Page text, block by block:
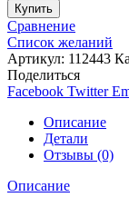
Купить
Сравнение
Список желаний
Артикул: 112443
Поделиться
Facebook Twitter
Описание
Детали
Отзывы (0)
Описание